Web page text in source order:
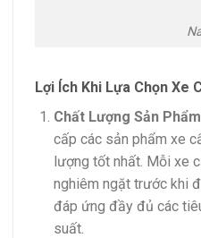
Xe cẩu
Lợi Ích Khi Lựa Chọn Xe
Chất Lượng Sản
cấp các sản phẩm xe
lượng tốt nhất. Mỗi xe
nghiêm ngặt trước khi
đáp ứng đầy đủ các
suất.